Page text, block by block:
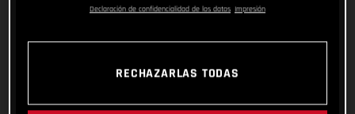
Declaración de confidencialidad de los datos Impresión
RECHAZARLAS TODAS